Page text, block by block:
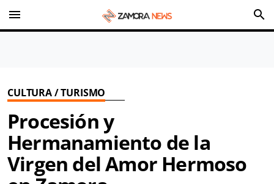
menu search
CULTURA / TURISMO
Procesión y
Hermanamiento de la
Virgen del Amor Hermoso